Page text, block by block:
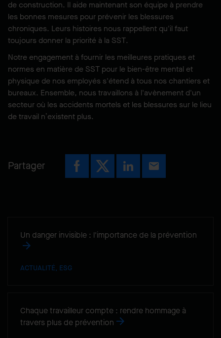
de construction. Il aide maintenant son équipe à prendre
les bonnes mesures pour prévenir les blessures
chroniques. Leurs histoires nous rappellent qu'il faut
toujours donner la priorité à la SST.
Notre engagement à fournir les meilleures pratiques et
normes en matière de SST pour le bien-être mental et
physique de nos employés s'étend à tous nos chantiers et
bureaux. Ensemble, nous travaillons à l'avènement d'un
secteur où les accidents mortels et les blessures sur le lieu
de travail n’existent plus.
Partager
Un danger invisible : l'importance de la prévention
ACTUALITÉ, ESG
Chaque travailleur compte : rendre hommage à
travers plus de prévention